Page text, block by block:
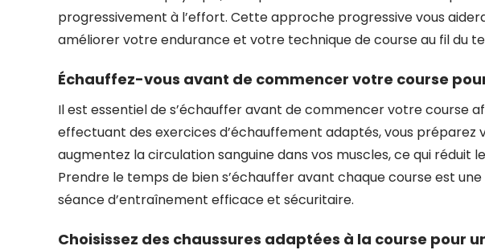
progressivement à l’effort. Cette approche progressive vous
améliorer votre endurance et votre technique de course au fil du
Échauffez-vous avant de commencer votre course
Il est essentiel de s’échauffer avant de commencer votre course
effectuant des exercices d’échauffement adaptés, vous préparez
augmentez la circulation sanguine dans vos muscles, ce qui réduit
Prendre le temps de bien s’échauffer avant chaque course est
séance d’entraînement efficace et sécuritaire.
Choisissez des chaussures adaptées à la course pour